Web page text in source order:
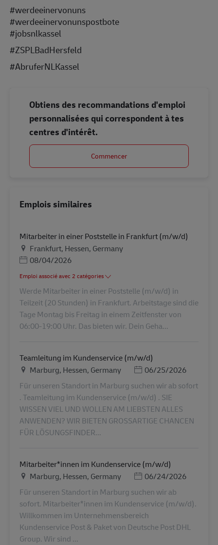
#werdeeinervonuns
#werdeeinervonunspostbote
#jobsnlkassel
#ZSPLBadHersfeld
#AbruferNLKassel
Obtiens des recommandations d'emploi
personnalisées qui correspondent à tes
centres d'intérêt.
Commencer
Emplois similaires
Mitarbeiter in einer Poststelle in Frankfurt (m/w/d)
LieuFrankfurt, Hessen, Germany
Posted Date
08/04/2026
Emploi associé avec 2 catégories
Werde Mitarbeiter in einer Poststelle (m/w/d) in
Teilzeit (20 Stunden) in Frankfurt. Arbeitstage sind die
Tage Montag bis Freitag in einem Zeitfenster von
06:00-19:00 Uhr. Das bieten wir. Dein Geha...
Teamleitung im Kundenservice (m/w/d)
LieuMarburg, Hessen, Germany Posted Date
06/25/2026
Für unseren Standort in Marburg suchen wir ab sofort
. Teamleitung im Kundenservice (m/w/d) . SIE
WISSEN VIEL UND WOLLEN AM LIEBSTEN ALLES
ANWENDEN? WIR BIETEN GROSSARTIGE CHANCEN
FÜR LÖSUNGSFINDER...
Mitarbeiter*innen im Kundenservice (m/w/d)
LieuMarburg, Hessen, Germany Posted Date
06/24/2026
Für unseren Standort in Marburg suchen wir ab
sofort. Mitarbeiter*innen im Kundenservice (m/w/d).
Willkommen im Unternehmensbereich
Kundenservice Post & Paket von Deutsche Post DHL
Group. Wir sind ...